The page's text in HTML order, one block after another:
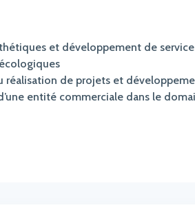
et développement de
réalisation de projets et
entité commerciale dans le